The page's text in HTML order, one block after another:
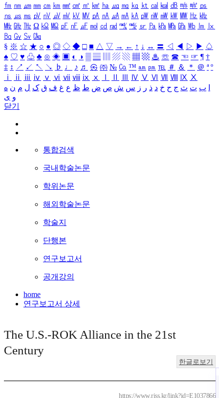
㎙ ㎚ ㎛ ㎜ ㎝ ㎞ ㎟ ㎠ ㎡ ㎢ ㏊ ㎍ ㎎ ㎏ ㏏ ㎈ ㎉ ㏈ ㎧ ㎨ ㎰
㎱ ㎲ ㎳ ㎴ ㎵ ㎶ ㎷ ㎸ ㎹ ㎀ ㎁ ㎂ ㎃ ㎄ ㎺ ㎻ ㎽ ㎾ ㎿ ㎐ ㎑
㎒ ㎓ ㎔ Ω ㏀ ㏁ ㎊ ㎋ ㎌ ㏖ ㏅ ㎭ ㎮ ㎯ ㏛ ㎩ ㎪ ㎫ ㎬ ㏝ ㏐
㏓
㏃ ㏉ ㏜ ㏆
§ ※ ☆ ★ ○ ● ◎ ◇ ◆ □ ■ △ ▽ → ← ↑ ↓ ↔ 〓 ◁ ◀ ▷ ▶ ♤
♠ ♡ ♥ ♧ ♣ ⊙ ◈ ▣ ◐ ◑ ▒ ▤ ▨ ▧ ▦ ▩ ♨ ☏ ☎ ☜ ☞ ¶ †
‡ ↕ ↗ ↙ ↖ ↘ ♭ ♩ ♪ ♬ ㉿ ㈜ № ㏇ ™ ㏂ ㏘ ℡ ＃ ＆ ＊ ＠ ª º
ⅰ
ⅱ ⅲ ⅳ ⅴ ⅵ ⅶ ⅷ ⅸ ⅹ Ⅳ Ⅴ Ⅵ Ⅶ Ⅷ Ⅸ Ⅹ
ب ت ث ج ح خ د ذ ر ز س ش ص ض ط ظ ع غ ف ق ک ل م ن ه
و ی
닫기
통합검색
국내학술논문
학위논문
해외학술논문
학술지
단행본
연구보고서
공개강의
home
연구보고서 상세
The U.S.-ROK Alliance in the 21st
Century
한글로보기
https://www.riss.kr/link?id=E1037866